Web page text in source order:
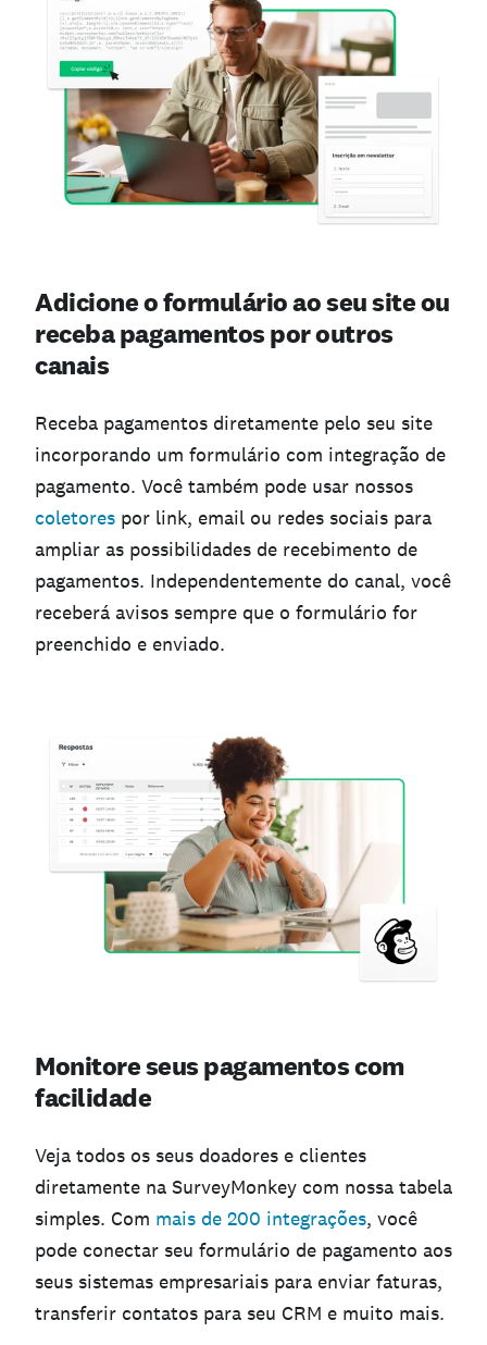
Adicione o formulário ao seu site ou
receba pagamentos por outros
canais
Receba pagamentos diretamente pelo seu site
incorporando um formulário com integração de
pagamento. Você também pode usar nossos
coletores por link, email ou redes sociais para
ampliar as possibilidades de recebimento de
pagamentos. Independentemente do canal, você
receberá avisos sempre que o formulário for
preenchido e enviado.
Monitore seus pagamentos com
facilidade
Veja todos os seus doadores e clientes
diretamente na SurveyMonkey com nossa tabela
simples. Com mais de 200 integrações, você
pode conectar seu formulário de pagamento aos
seus sistemas empresariais para enviar faturas,
transferir contatos para seu CRM e muito mais.